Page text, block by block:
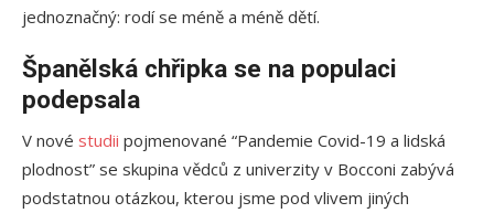
jednoznačný: rodí se méně a méně dětí.
Španělská chřipka se na populaci
podepsala
V nové studii pojmenované “Pandemie Covid-19 a lidská
plodnost” se skupina vědců z univerzity v Bocconi zabývá
podstatnou otázkou, kterou jsme pod vlivem jiných